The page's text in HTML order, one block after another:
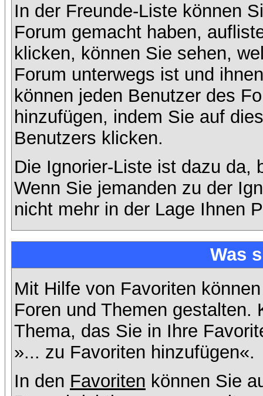
In der Freunde-Liste können
Forum gemacht haben,
klicken, können Sie sehen,
Forum unterwegs ist und
können jeden Benutzer des
hinzufügen, indem Sie auf
Benutzers klicken.
Die Ignorier-Liste ist dazu da,
Wenn Sie jemanden zu der
nicht mehr in der Lage Ihnen
Was
Mit Hilfe von Favoriten
Foren und Themen gestalten.
Thema, das Sie in Ihre
»... zu Favoriten hinzufügen«.
In den Favoriten können Sie